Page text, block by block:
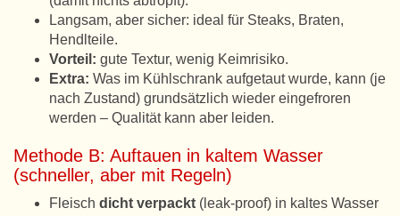
Langsam, aber sicher: ideal für Steaks, Braten,
Hendlteile.
Vorteil: gute Textur, wenig Keimrisiko.
Extra: Was im Kühlschrank aufgetaut wurde, kann (je
nach Zustand) grundsätzlich wieder eingefroren
werden – Qualität kann aber leiden.
Methode B: Auftauen in kaltem Wasser
(schneller, aber mit Regeln)
Fleisch dicht verpackt (leak-proof) in kaltes Wasser